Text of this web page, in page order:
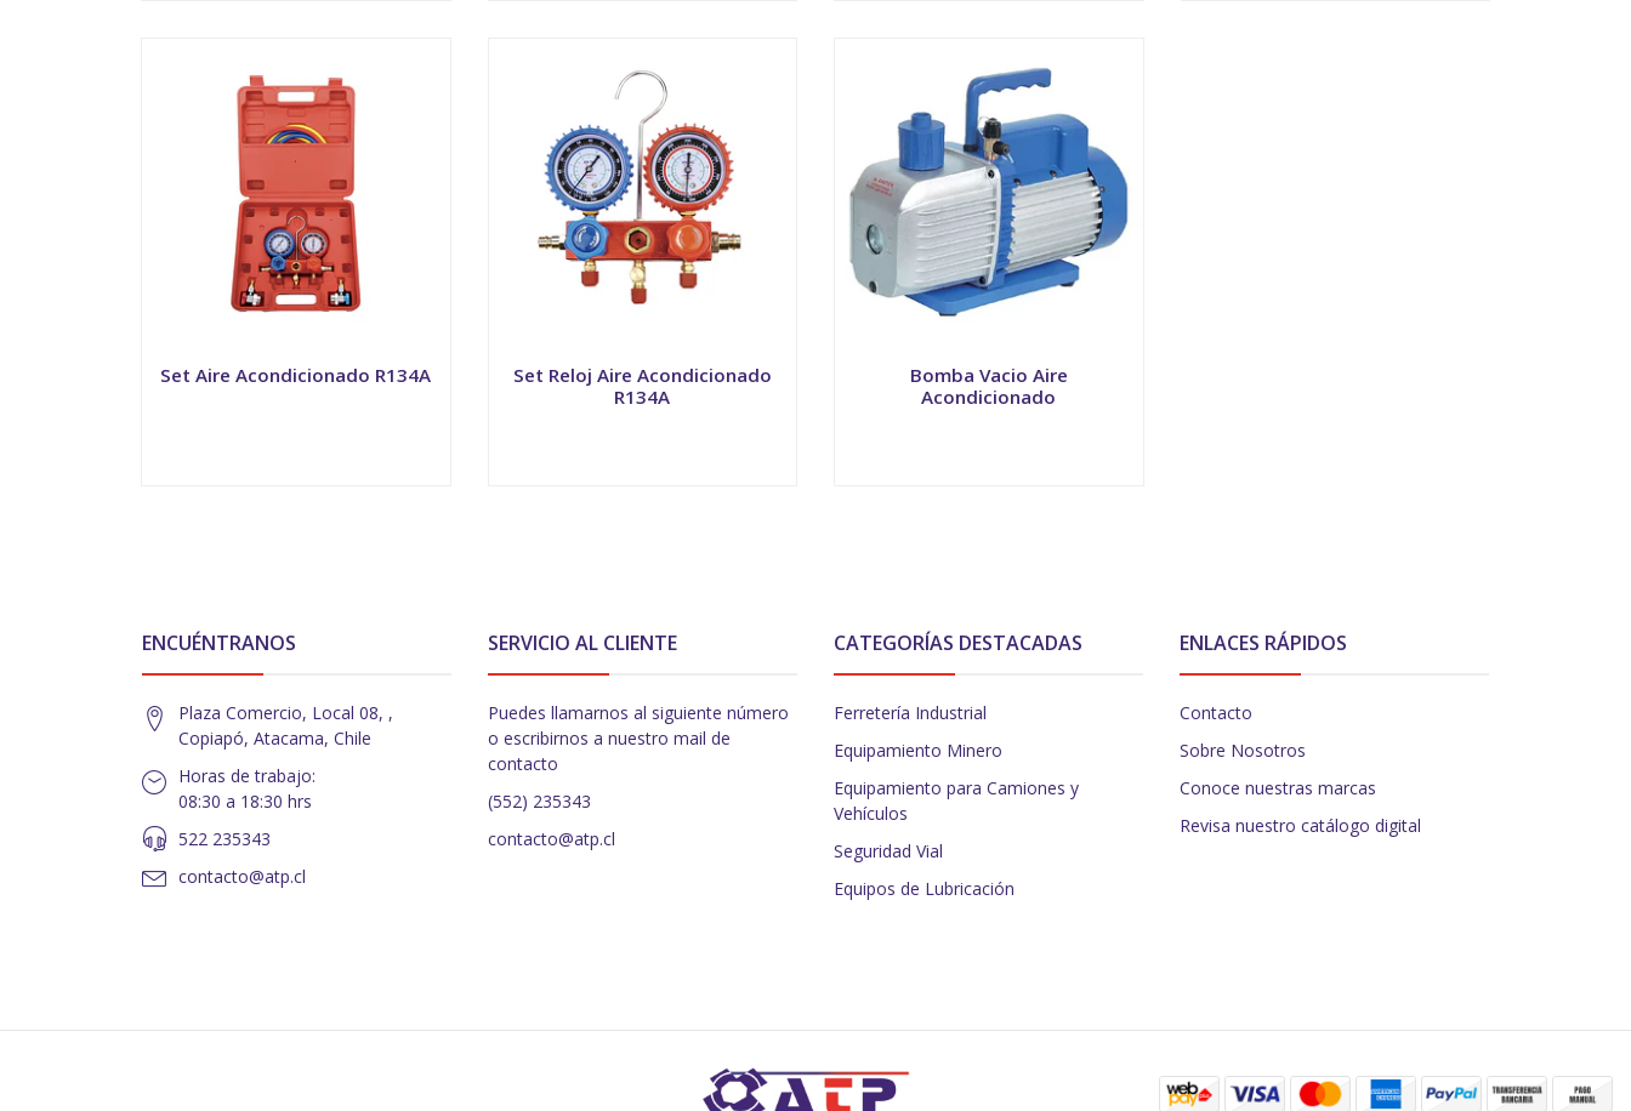
Set Aire Acondicionado R134A
Set Reloj Aire Acondicionado
R134A
Bomba Vacio Aire
Acondicionado
ENCUÉNTRANOS
Plaza Comercio, Local 08, ,
Copiapó, Atacama, Chile
Horas de trabajo:
08:30 a 18:30 hrs
522 235343
contacto@atp.cl
SERVICIO AL CLIENTE
Puedes llamarnos al siguiente número
o escribirnos a nuestro mail de
contacto
(552) 235343
contacto@atp.cl
CATEGORÍAS DESTACADAS
Ferretería Industrial
Equipamiento Minero
Equipamiento para Camiones y
Vehículos
Seguridad Vial
Equipos de Lubricación
ENLACES RÁPIDOS
Contacto
Sobre Nosotros
Conoce nuestras marcas
Revisa nuestro catálogo digital